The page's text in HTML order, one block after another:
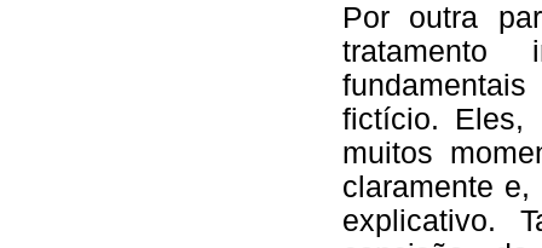
Por outra
tratamento
fictício. Eles,
muitos
claramente
explicativo.